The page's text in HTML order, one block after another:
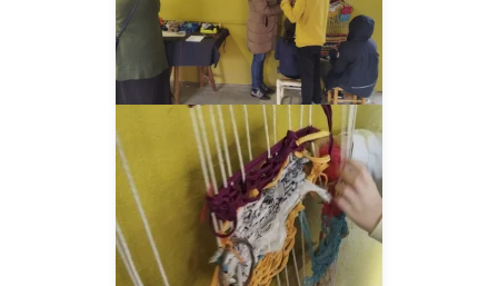
__AMPLIAR__